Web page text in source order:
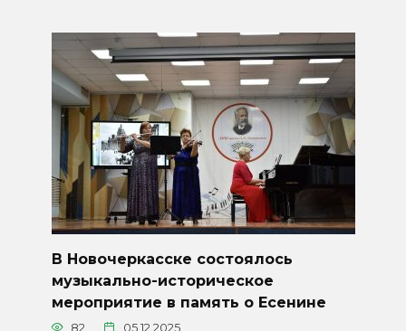
В Новочеркасске состоялось
музыкально-историческое
мероприятие в память о Есенине
82 05.12.2025